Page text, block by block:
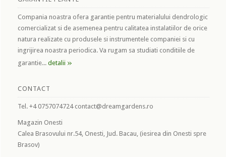
Compania noastra ofera garantie pentru materialului dendrologic
comercializat si de asemenea pentru calitatea instalatiilor de orice
natura realizate cu produsele si instrumentele companiei si cu
ingrijirea noastra periodica. Va rugam sa studiati conditiile de
garantie... detalii »
CONTACT
Tel. +4 0757074724 contact@dreamgardens.ro
Magazin Onesti
Calea Brasovului nr.54, Onesti, Jud. Bacau, (iesirea din Onesti spre
Brasov)